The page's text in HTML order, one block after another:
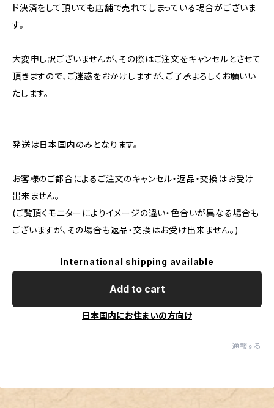
ド決済をして頂いても店舗で売れてしまっている場合がございま
す。
大変申し訳ございませんが、その際はご注文をキャンセルとさせて
頂きますので、ご迷惑をおかけしますが、ご了承よろしくお願いい
たします。
発送は日本国内のみとなります。
お客様のご都合によるご注文のキャンセル・返品・交換はお受け
出来ません。
(ご覧頂くモニターによりイメージの違い・色合いが異なる場合も
ございますが、その場合も返品・交換はお受け出来ません。)
International shipping available
Add to cart
日本国内にお住まいの方向け
通報する